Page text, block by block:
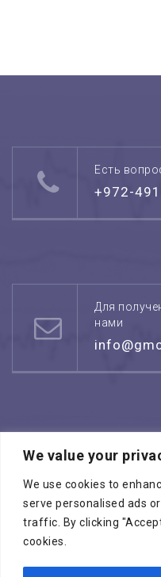
We value your
We use cookies to
serve personalised ads
traffic. By clicking
cookies.
Есть
+972-
Для
нами
Режим
08:00 -